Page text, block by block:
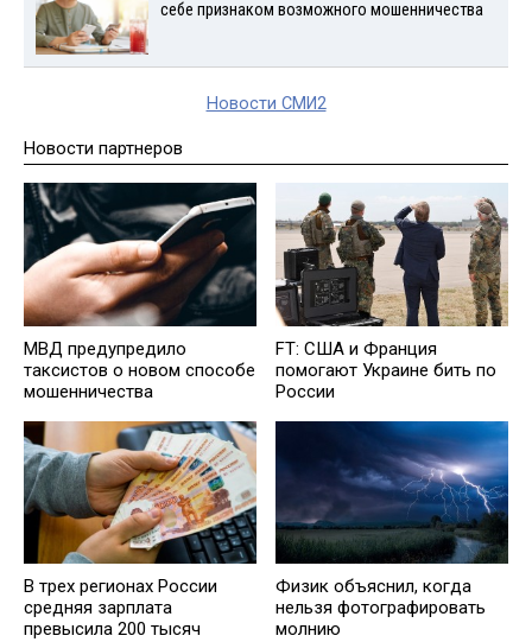
себе признаком возможного мошенничества
Новости СМИ2
Новости партнеров
МВД предупредило
таксистов о новом способе
мошенничества
FT: США и Франция
помогают Украине бить по
России
В трех регионах России
средняя зарплата
превысила 200 тысяч
Физик объяснил, когда
нельзя фотографировать
молнию